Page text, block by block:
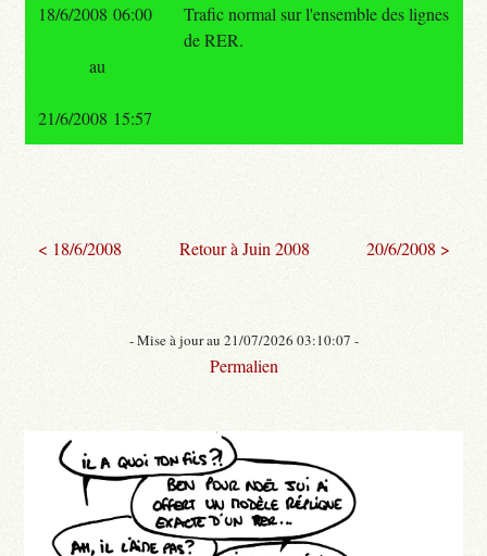
18/6/2008 06:00
Trafic normal sur l'ensemble des lignes
de RER.
au
21/6/2008 15:57
< 18/6/2008 Retour à Juin 2008 20/6/2008 >
- Mise à jour au 21/07/2026 03:10:07 -
Permalien